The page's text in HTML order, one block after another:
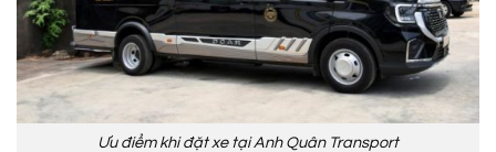
Ưu điểm khi đặt xe tại Anh Quân Transport